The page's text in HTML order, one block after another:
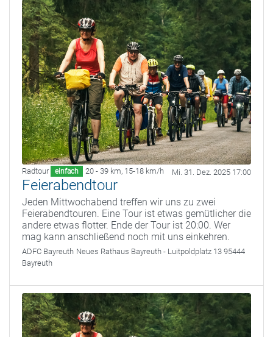
Radtour einfach 20 - 39 km, 15-18 km/h Mi. 31. Dez. 2025 17:00
Feierabendtour
Jeden Mittwochabend treffen wir uns zu zwei
Feierabendtouren. Eine Tour ist etwas gemütlicher die
andere etwas flotter. Ende der Tour ist 20:00. Wer
mag kann anschließend noch mit uns einkehren.
ADFC Bayreuth Neues Rathaus Bayreuth - Luitpoldplatz 13 95444
Bayreuth